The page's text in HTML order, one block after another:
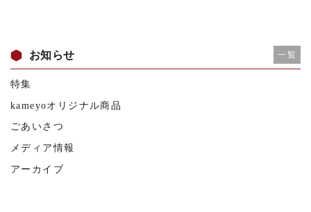
お知らせ 一覧
特集
kameyoオリジナル商品
ごあいさつ
メディア情報
アーカイブ